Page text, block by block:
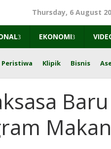
Thursday, 6 August
EKONOMI
Peristiwa Klipik Bisnis